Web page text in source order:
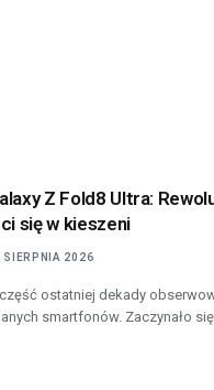
Z Fold8 Ultra:
się w kieszeni
SIERPNIA 2026
ostatniej dekady
smartfonów. Zaczynało